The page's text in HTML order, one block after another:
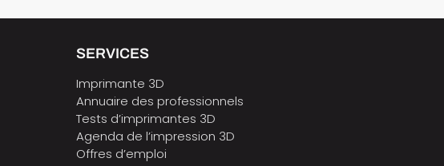
SERVICES
Imprimante 3D
Annuaire des professionnels
Tests d’imprimantes 3D
Agenda de l’impression 3D
Offres d’emploi